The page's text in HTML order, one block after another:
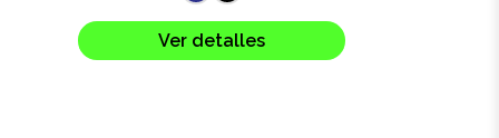
Ver detalles